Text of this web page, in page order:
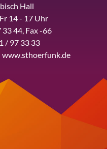
Hall
14 - 17 Uhr
33 44, Fax -66
/ 97 33 33